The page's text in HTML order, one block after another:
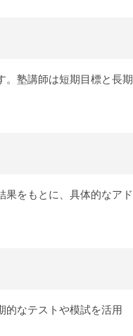
。塾講師は短期目標と長期
果をもとに、具体的なアド
的なテストや模試を活用